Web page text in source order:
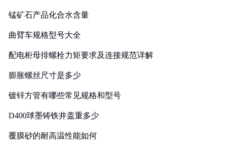
锰矿石产品化合水含量
曲臂车规格型号大全
配电柜母排螺栓力矩要求及连接规范详解
膨胀螺丝尺寸是多少
镀锌方管有哪些常见规格和型号
D400球墨铸铁井盖重多少
覆膜砂的耐高温性能如何